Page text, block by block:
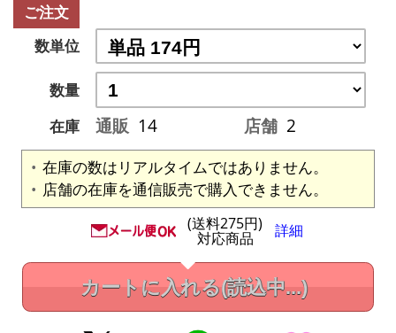
ご注文
数単位
数量
在庫
通販 14 店舗 2
在庫の数はリアルタイムではありません。
店舗の在庫を通信販売で購入できません。
(送料275円)
対応商品 詳細
カートに入れる(読込中...)